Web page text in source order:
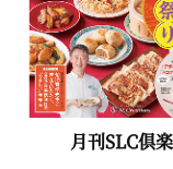
月刊SLC倶